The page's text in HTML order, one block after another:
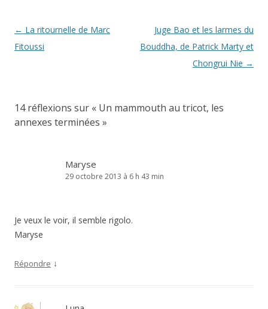
Navigation
des
← La ritournelle de Marc
Fitoussi
Juge Bao et les larmes du
Bouddha, de Patrick Marty et
Chongrui Nie →
14 réflexions sur « Un mammouth au tricot, les
annexes terminées »
Maryse
29 octobre 2013 à 6 h 43 min
Je veux le voir, il semble rigolo.
Maryse
Répondre ↓